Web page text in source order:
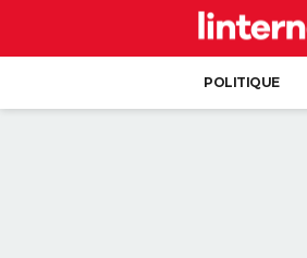
POLITIQUE